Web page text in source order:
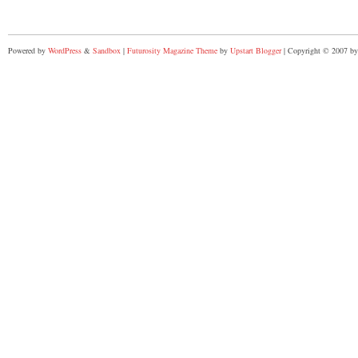
Powered by WordPress & Sandbox | Futurosity Magazine Theme by Upstart Blogger| Copyright © 2007 by